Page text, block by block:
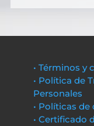
• Términos y
• Política de
Personales
• Políticas
• Certificado